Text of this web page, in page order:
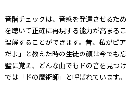
音階チェックは、音感を発達させるた
を聴いて正確に再現する能力が高まる
理解することができます。昔、私がピ
だよ」と教えた時の生徒の顔は今でも
璧に覚え、どんな曲でもドの音を見つ
では「ドの魔術師」と呼ばれています。